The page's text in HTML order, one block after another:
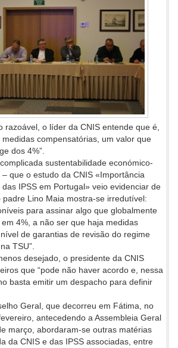
razoável, o líder da CNIS entende que é,
medidas compensatórias, um valor que
dos 4%”.
sustentabilidade económico-
que o estudo da CNIS «Importância
IPSS em Portugal» veio evidenciar de
Lino Maia mostra-se irredutível:
para assinar algo que globalmente
4%, a não ser que haja medidas
de garantias de revisão do regime
TSU”.
desejado, o presidente da CNIS
que “pode não haver acordo e, nessa
basta emitir um despacho para definir
Geral, que decorreu em Fátima, no
antecedendo a Assembleia Geral
março, abordaram-se outras matérias
da CNIS e das IPSS associadas, entre